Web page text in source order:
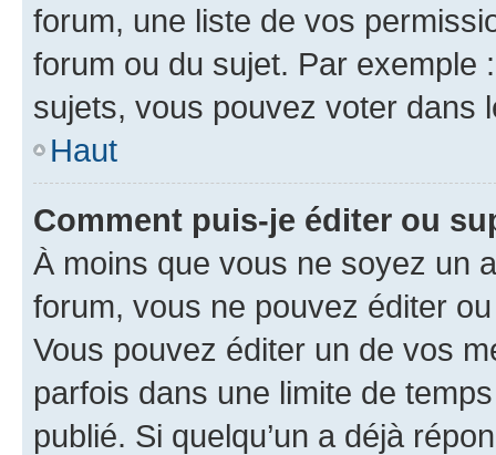
forum, une liste de vos
forum ou du sujet. Par exemple
sujets, vous pouvez voter dans
Haut
Comment puis-je éditer ou
À moins que vous ne soyez un
forum, vous ne pouvez éditer
Vous pouvez éditer un de vos
parfois dans une limite de
publié. Si quelqu’un a déjà